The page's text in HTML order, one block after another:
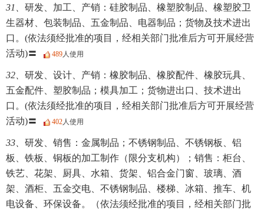
31、 研发、加工、产销：硅胶制品、橡塑胶制品、橡塑胶卫
生器材、包装制品、五金制品、电器制品；货物及技术进出
口。(依法须经批准的项目，经相关部门批准后方可开展经营
活动)〓
489人使用
32、 研发、设计、产销：橡胶制品、橡胶配件、橡胶玩具、
五金配件、塑胶制品；模具加工；货物进出口、技术进出
口。(依法须经批准的项目，经相关部门批准后方可开展经营
活动)〓
402人使用
33、 研发、销售：金属制品；不锈钢制品、不锈钢板、铝
板、铁板、铜板的加工制作（限分支机构）；销售：柜台、
铁艺、花架、厨具、水箱、货架、铝合金门窗、玻璃、酒
架、酒柜、五金交电、不锈钢制品、楼梯、冰箱、推车、机
电设备、环保设备。（依法须经批准的项目，经相关部门批